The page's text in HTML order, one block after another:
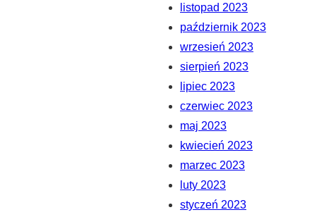
listopad 2023
październik 2023
wrzesień 2023
sierpień 2023
lipiec 2023
czerwiec 2023
maj 2023
kwiecień 2023
marzec 2023
luty 2023
styczeń 2023